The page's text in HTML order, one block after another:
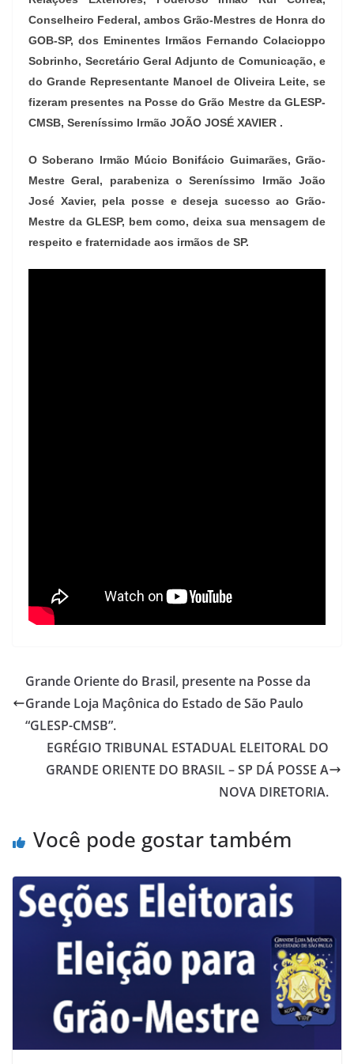
Conselheiro Federal, ambos Grão-Mestres de Honra do
GOB-SP, dos Eminentes Irmãos Fernando Colacioppo
Sobrinho, Secretário Geral Adjunto de Comunicação, e
do Grande Representante Manoel de Oliveira Leite, se
fizeram presentes na Posse do Grão Mestre da GLESP-
CMSB, Sereníssimo Irmão JOÃO JOSÉ XAVIER .
O Soberano Irmão Múcio Bonifácio Guimarães, Grão-
Mestre Geral, parabeniza o Sereníssimo Irmão João
José Xavier, pela posse e deseja sucesso ao Grão-
Mestre da GLESP, bem como, deixa sua mensagem de
respeito e fraternidade aos irmãos de SP.
Grande Oriente do Brasil, presente na Posse da
Grande Loja Maçônica do Estado de São Paulo
“GLESP-CMSB”.
EGRÉGIO TRIBUNAL ESTADUAL ELEITORAL DO
GRANDE ORIENTE DO BRASIL – SP DÁ POSSE A
NOVA DIRETORIA.
Você pode gostar também